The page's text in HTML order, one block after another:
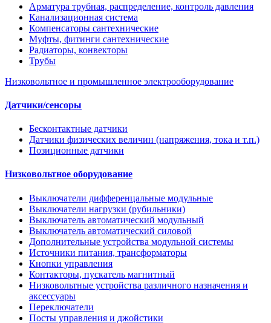
Арматура трубная, распределение, контроль давления
Канализационная система
Компенсаторы сантехнические
Муфты, фитинги сантехнические
Радиаторы, конвекторы
Трубы
Низковольтное и промышленное электрооборудование
Датчики/сенсоры
Бесконтактные датчики
Датчики физических величин (напряжения, тока и т.п.)
Позиционные датчики
Низковольтное оборудование
Выключатели дифференцальные модульные
Выключатели нагрузки (рубильники)
Выключатель автоматический модульный
Выключатель автоматический силовой
Дополнительные устройства модульной системы
Источники питания, трансформаторы
Кнопки управления
Контакторы, пускатель магнитный
Низковольтные устройства различного назначения и
аксессуары
Переключатели
Посты управления и джойстики